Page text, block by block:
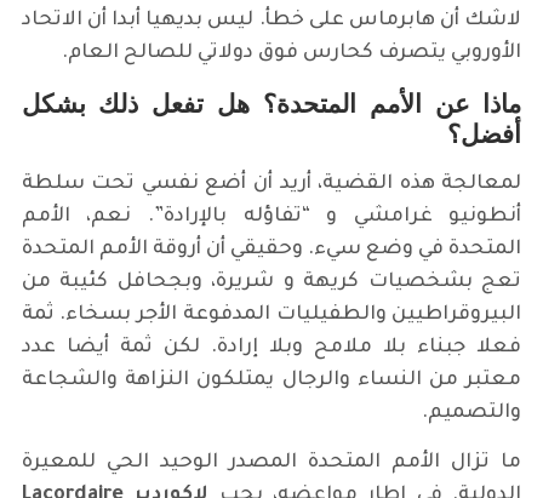
لاشك أن هابرماس على خطأ. ليس بديهيا أبدا أن الاتحاد
الأوروبي يتصرف كحارس فوق دولاتي للصالح العام.
ماذا عن الأمم المتحدة؟ هل تفعل ذلك بشكل
أفضل؟
لمعالجة هذه القضية، أريد أن أضع نفسي تحت سلطة
أنطونيو غرامشي و “تفاؤله بالإرادة”. نعم، الأمم
المتحدة في وضع سيء. وحقيقي أن أروقة الأمم المتحدة
تعج بشخصيات كريهة و شريرة، وبجحافل كئيبة من
البيروقراطيين والطفيليات المدفوعة الأجر بسخاء. ثمة
فعلا جبناء بلا ملامح وبلا إرادة. لكن ثمة أيضا عدد
معتبر من النساء والرجال يمتلكون النزاهة والشجاعة
والتصميم.
ما تزال الأمم المتحدة المصدر الوحيد الحي للمعيرة